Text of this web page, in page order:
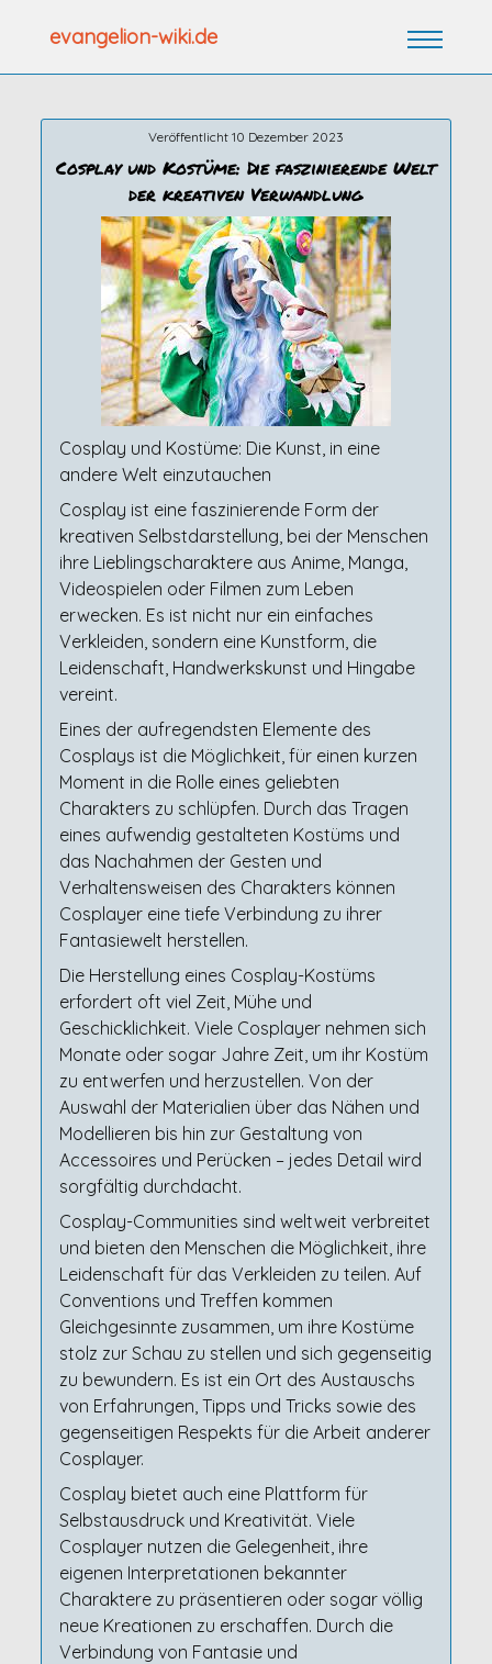
evangelion-wiki.de
Veröffentlicht 10 Dezember 2023
Cosplay und Kostüme: Die faszinierende Welt
der kreativen Verwandlung
Cosplay und Kostüme: Die Kunst, in eine
andere Welt einzutauchen
Cosplay ist eine faszinierende Form der
kreativen Selbstdarstellung, bei der Menschen
ihre Lieblingscharaktere aus Anime, Manga,
Videospielen oder Filmen zum Leben
erwecken. Es ist nicht nur ein einfaches
Verkleiden, sondern eine Kunstform, die
Leidenschaft, Handwerkskunst und Hingabe
vereint.
Eines der aufregendsten Elemente des
Cosplays ist die Möglichkeit, für einen kurzen
Moment in die Rolle eines geliebten
Charakters zu schlüpfen. Durch das Tragen
eines aufwendig gestalteten Kostüms und
das Nachahmen der Gesten und
Verhaltensweisen des Charakters können
Cosplayer eine tiefe Verbindung zu ihrer
Fantasiewelt herstellen.
Die Herstellung eines Cosplay-Kostüms
erfordert oft viel Zeit, Mühe und
Geschicklichkeit. Viele Cosplayer nehmen sich
Monate oder sogar Jahre Zeit, um ihr Kostüm
zu entwerfen und herzustellen. Von der
Auswahl der Materialien über das Nähen und
Modellieren bis hin zur Gestaltung von
Accessoires und Perücken – jedes Detail wird
sorgfältig durchdacht.
Cosplay-Communities sind weltweit verbreitet
und bieten den Menschen die Möglichkeit, ihre
Leidenschaft für das Verkleiden zu teilen. Auf
Conventions und Treffen kommen
Gleichgesinnte zusammen, um ihre Kostüme
stolz zur Schau zu stellen und sich gegenseitig
zu bewundern. Es ist ein Ort des Austauschs
von Erfahrungen, Tipps und Tricks sowie des
gegenseitigen Respekts für die Arbeit anderer
Cosplayer.
Cosplay bietet auch eine Plattform für
Selbstausdruck und Kreativität. Viele
Cosplayer nutzen die Gelegenheit, ihre
eigenen Interpretationen bekannter
Charaktere zu präsentieren oder sogar völlig
neue Kreationen zu erschaffen. Durch die
Verbindung von Fantasie und